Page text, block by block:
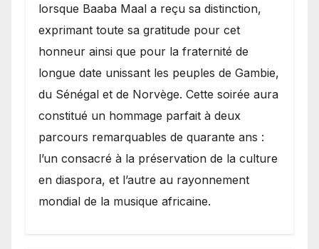
lorsque Baaba Maal a reçu sa distinction,
exprimant toute sa gratitude pour cet
honneur ainsi que pour la fraternité de
longue date unissant les peuples de Gambie,
du Sénégal et de Norvège. Cette soirée aura
constitué un hommage parfait à deux
parcours remarquables de quarante ans :
l’un consacré à la préservation de la culture
en diaspora, et l’autre au rayonnement
mondial de la musique africaine.